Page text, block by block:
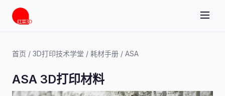
首页 / 3D打印技术学堂 / 耗材手册 / ASA
ASA 3D打印材料